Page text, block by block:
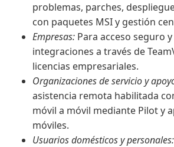
problemas, parches,
con paquetes MSI y gestión
Empresas: Para acceso seguro
integraciones a través de
licencias empresariales.
Organizaciones de servicio y
asistencia remota habilitada
móvil a móvil mediante Pilot y
móviles.
Usuarios domésticos y personales: